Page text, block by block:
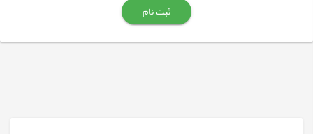
ثبت نام